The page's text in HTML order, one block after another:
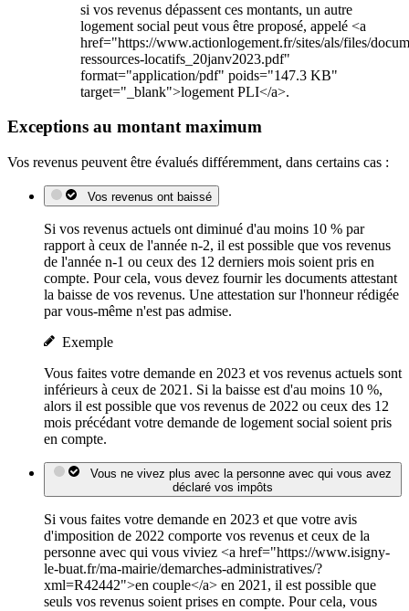
si vos revenus dépassent ces montants, un autre
logement social peut vous être proposé, appelé <a
href="https://www.actionlogement.fr/sites/als/files/
ressources-locatifs_20janv2023.pdf"
format="application/pdf" poids="147.3 KB"
target="_blank">logement PLI</a>.
Exceptions au montant maximum
Vos revenus peuvent être évalués différemment, dans certains cas :
Vos revenus ont baissé
Si vos revenus actuels ont diminué d'au moins 10 % par
rapport à ceux de l'année n-2, il est possible que vos revenus
de l'année n-1 ou ceux des 12 derniers mois soient pris en
compte. Pour cela, vous devez fournir les documents attestant
la baisse de vos revenus. Une attestation sur l'honneur rédigée
par vous-même n'est pas admise.
Exemple
Vous faites votre demande en 2023 et vos revenus actuels sont
inférieurs à ceux de 2021. Si la baisse est d'au moins 10 %,
alors il est possible que vos revenus de 2022 ou ceux des 12
mois précédant votre demande de logement social soient pris
en compte.
Vous ne vivez plus avec la personne avec qui vous avez
déclaré vos impôts
Si vous faites votre demande en 2023 et que votre avis
d'imposition de 2022 comporte vos revenus et ceux de la
personne avec qui vous viviez <a href="https://www.isigny-
le-buat.fr/ma-mairie/demarches-administratives/?
xml=R42442">en couple</a> en 2021, il est possible que
seuls vos revenus soient prises en compte. Pour cela, vous